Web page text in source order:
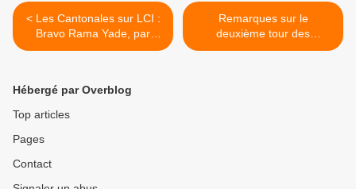
< Les Cantonales sur LCI :
Bravo Rama Yade, par
Marc Decap.
Remarques sur le
deuxième tour des
cantonales, par Marc
Hébergé par Overblog
Top articles
Pages
Contact